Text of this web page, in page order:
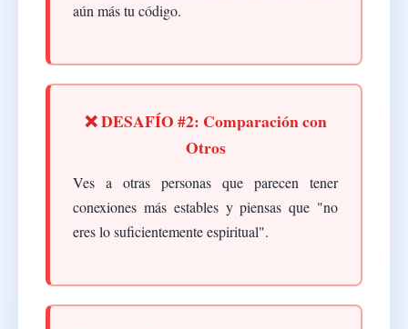
aún más tu código.
❌ DESAFÍO #2: Comparación con
Otros
Ves a otras personas que parecen tener
conexiones más estables y piensas que "no
eres lo suficientemente espiritual".